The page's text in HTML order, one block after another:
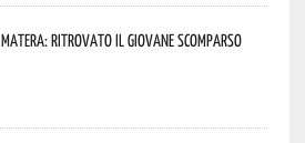
Matera: ritrovato il giovane scomparso